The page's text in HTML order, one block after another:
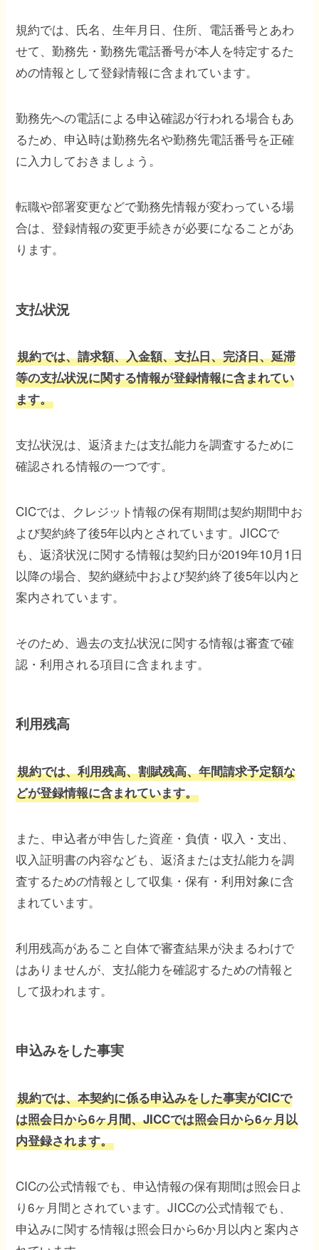
規約では、氏名、生年月日、住所、電話番号とあわ
せて、勤務先・勤務先電話番号が本人を特定するた
めの情報として登録情報に含まれています。
勤務先への電話による申込確認が行われる場合もあ
るため、申込時は勤務先名や勤務先電話番号を正確
に入力しておきましょう。
転職や部署変更などで勤務先情報が変わっている場
合は、登録情報の変更手続きが必要になることがあ
ります。
支払状況
規約では、請求額、入金額、支払日、完済日、延滞
等の支払状況に関する情報が登録情報に含まれてい
ます。
支払状況は、返済または支払能力を調査するために
確認される情報の一つです。
CICでは、クレジット情報の保有期間は契約期間中お
よび契約終了後5年以内とされています。JICCで
も、返済状況に関する情報は契約日が2019年10月1日
以降の場合、契約継続中および契約終了後5年以内と
案内されています。
そのため、過去の支払状況に関する情報は審査で確
認・利用される項目に含まれます。
利用残高
規約では、利用残高、割賦残高、年間請求予定額な
どが登録情報に含まれています。
また、申込者が申告した資産・負債・収入・支出、
収入証明書の内容なども、返済または支払能力を調
査するための情報として収集・保有・利用対象に含
まれています。
利用残高があること自体で審査結果が決まるわけで
はありませんが、支払能力を確認するための情報と
して扱われます。
申込みをした事実
規約では、本契約に係る申込みをした事実がCICで
は照会日から6ヶ月間、JICCでは照会日から6ヶ月以
内登録されます。
CICの公式情報でも、申込情報の保有期間は照会日よ
り6ヶ月間とされています。JICCの公式情報でも、
申込みに関する情報は照会日から6か月以内と案内さ